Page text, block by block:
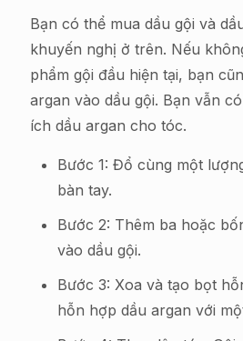
Bạn có thể mua dầu gội và
khuyến nghị ở trên. Nếu
phẩm gội đầu hiện tại, bạn
argan vào dầu gội. Bạn vẫn
ích dầu argan cho tóc.
Bước 1: Đổ cùng một
bàn tay.
Bước 2: Thêm ba hoặc
vào dầu gội.
Bước 3: Xoa và tạo bọt
hỗn hợp dầu argan với